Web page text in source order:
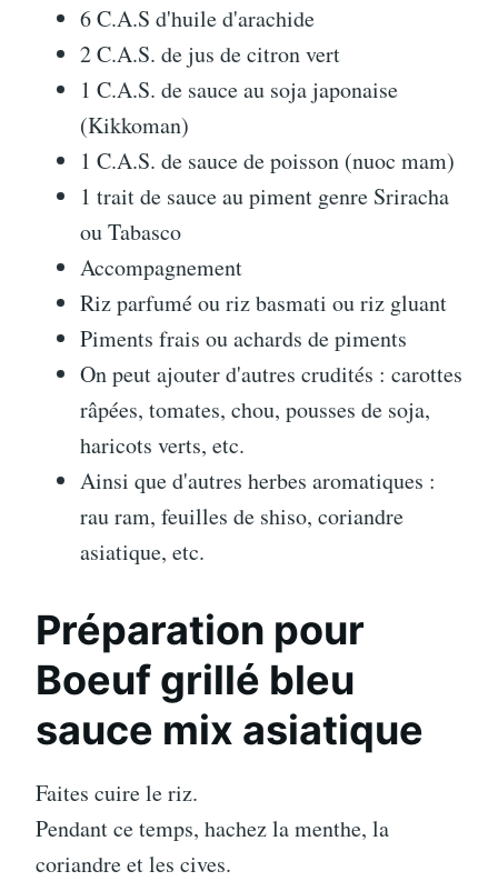
6 C.A.S d'huile d'arachide
2 C.A.S. de jus de citron vert
1 C.A.S. de sauce au soja japonaise
(Kikkoman)
1 C.A.S. de sauce de poisson (nuoc mam)
1 trait de sauce au piment genre Sriracha
ou Tabasco
Accompagnement
Riz parfumé ou riz basmati ou riz gluant
Piments frais ou achards de piments
On peut ajouter d'autres crudités : carottes
râpées, tomates, chou, pousses de soja,
haricots verts, etc.
Ainsi que d'autres herbes aromatiques :
rau ram, feuilles de shiso, coriandre
asiatique, etc.
Préparation pour
Boeuf grillé bleu
sauce mix asiatique
Faites cuire le riz.
Pendant ce temps, hachez la menthe, la
coriandre et les cives.